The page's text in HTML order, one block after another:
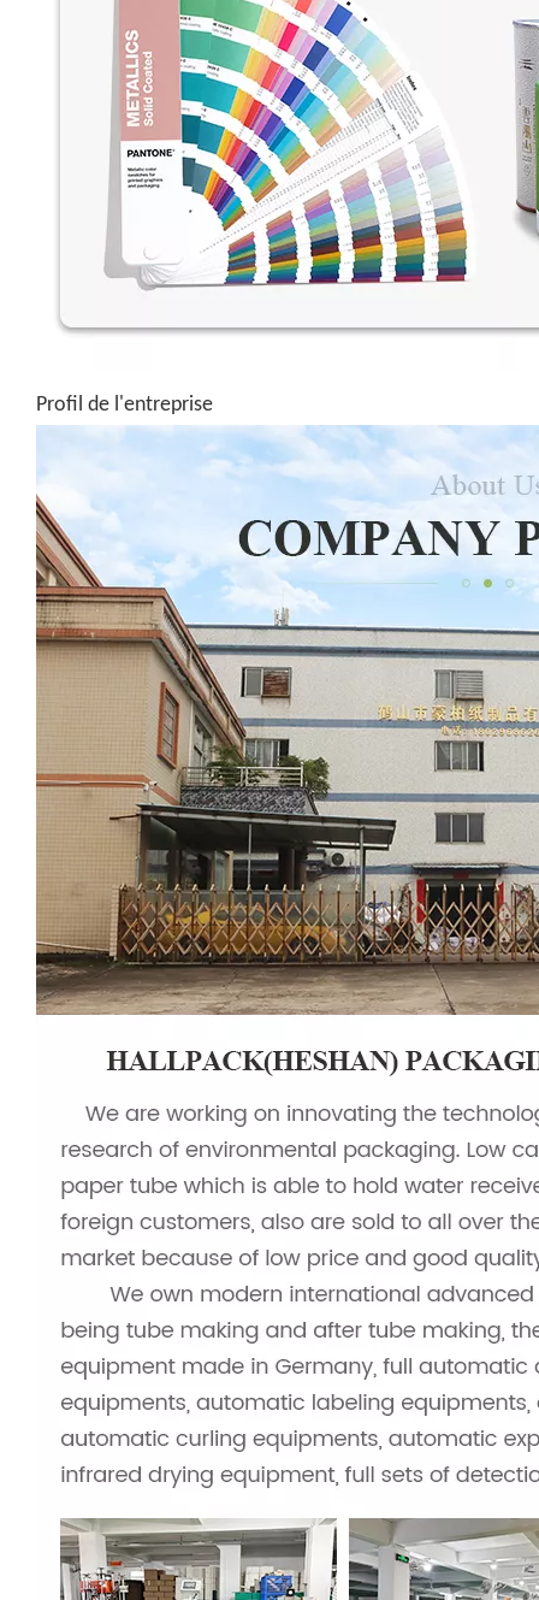
Profil de l'entreprise